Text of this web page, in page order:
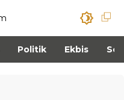
Politik Ekbis